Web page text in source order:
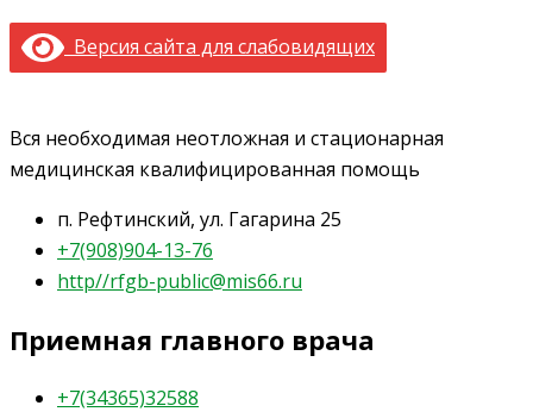
Версия сайта для слабовидящих
Вся необходимая неотложная и стационарная
медицинская квалифицированная помощь
п. Рефтинский, ул. Гагарина 25
+7(908)904-13-76
http//rfgb-public@mis66.ru
Приемная главного врача
+7(34365)32588